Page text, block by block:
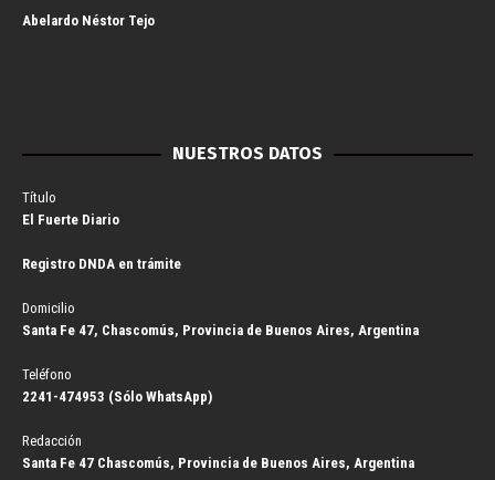
Abelardo Néstor Tejo
NUESTROS DATOS
Título
El Fuerte Diario
Registro DNDA en trámite
Domicilio
Santa Fe 47, Chascomús, Provincia de Buenos Aires, Argentina
Teléfono
2241-474953 (Sólo WhatsApp)
Redacción
Santa Fe 47 Chascomús, Provincia de Buenos Aires, Argentina